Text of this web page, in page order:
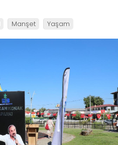
Manşet Yaşam